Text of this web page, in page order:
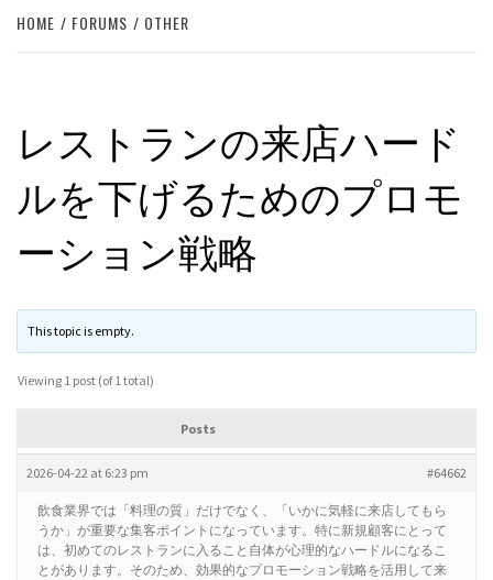
HOME FORUMS OTHER
レストランの来店ハード
ルを下げるためのプロモ
ーション戦略
This topic is empty.
Viewing 1 post (of 1 total)
Posts
2026-04-22 at 6:23 pm #64662
飲食業界では「料理の質」だけでなく、「いかに気軽に来店してもら
うか」が重要な集客ポイントになっています。特に新規顧客にとって
は、初めてのレストランに入ること自体が心理的なハードルになるこ
とがあります。そのため、効果的なプロモーション戦略を活用して来